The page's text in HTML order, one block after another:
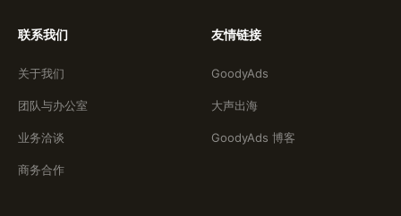
联系我们
关于我们
团队与办公室
业务洽谈
商务合作
友情链接
GoodyAds
大声出海
GoodyAds 博客